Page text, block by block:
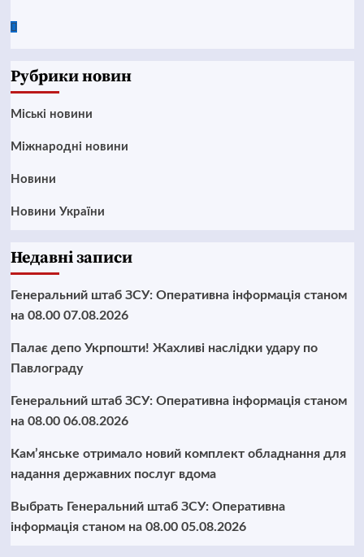
Google
Рубрики новин
Mіські новини
Міжнародні новини
Новини
Новини України
Недавні записи
Генеральний штаб ЗСУ: Оперативна інформація станом
на 08.00 07.08.2026
Палає депо Укрпошти! Жахливі наслідки удару по
Павлограду
Генеральний штаб ЗСУ: Оперативна інформація станом
на 08.00 06.08.2026
Кам’янське отримало новий комплект обладнання для
надання державних послуг вдома
Выбрать Генеральний штаб ЗСУ: Оперативна
інформація станом на 08.00 05.08.2026